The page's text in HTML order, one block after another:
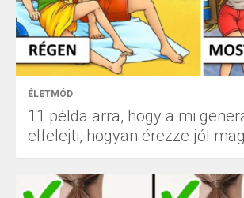
ÉLETMÓD
11 példa arra, hogy a mi
elfelejti, hogyan érezze jól